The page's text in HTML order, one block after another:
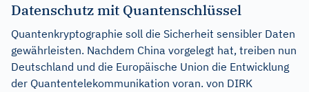
Datenschutz mit Quantenschlüssel
Quantenkryptographie soll die Sicherheit sensibler Daten
gewährleisten. Nachdem China vorgelegt hat, treiben nun
Deutschland und die Europäische Union die Entwicklung
der Quantentelekommunikation voran. von DIRK